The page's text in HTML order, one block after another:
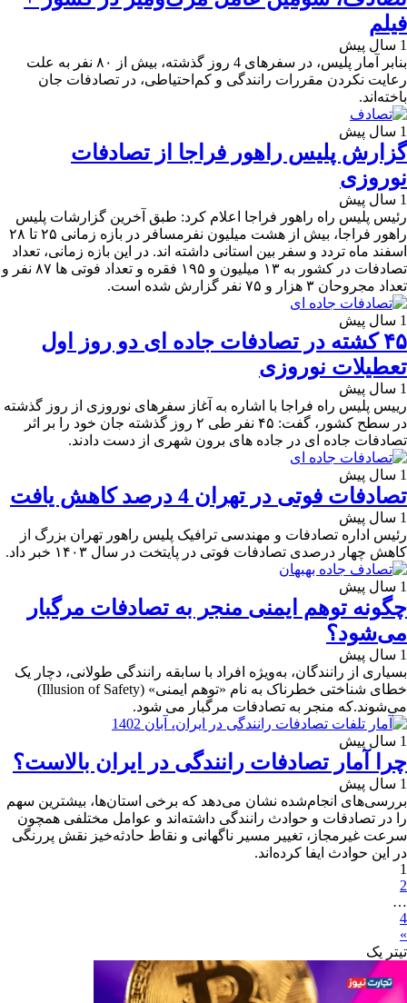
فیلم
1 سال پیش
بنابر آمار پلیس، در سفرهای 4 روز گذشته، بیش از ۸۰ نفر به علت
رعایت نکردن مقررات رانندگی و کم‌احتیاطی، در تصادفات جان
باخته‌اند.
1 سال پیش
گزارش پلیس راهور فراجا از تصادفات
نوروزی
1 سال پیش
رئیس پلیس راه راهور فراجا اعلام کرد: طبق آخرین گزارشات پلیس
راهور فراجا، بیش از هشت میلیون نفرمسافر در بازه زمانی ۲۵ تا ۲۸
اسفند ماه تردد و سفر بین استانی داشته اند. در این بازه زمانی، تعداد
تصادفات در کشور به ۱۳ میلیون و ۱۹۵ فقره و تعداد فوتی ها ۸۷ نفر و
تعداد مجروحان ۳ هزار و ۷۵ نفر گزارش شده است.
1 سال پیش
۴۵ کشته در تصادفات جاده ای دو روز اول
تعطیلات نوروزی
1 سال پیش
رییس پلیس راه فراجا با اشاره به آغاز سفرهای نوروزی از روز گذشته
در سطح کشور، گفت: ۴۵ نفر طی ۲ روز گذشته جان خود را بر اثر
تصادفات جاده ای در جاده های برون شهری از دست دادند.
1 سال پیش
تصادفات فوتی در تهران 4 درصد کاهش یافت
1 سال پیش
رئیس اداره تصادفات و مهندسی ترافیک پلیس راهور تهران بزرگ از
کاهش چهار درصدی تصادفات فوتی در پایتخت در سال ۱۴۰۳ خبر داد.
1 سال پیش
چگونه توهم ایمنی منجر به تصادفات مرگبار
می‌شود؟
1 سال پیش
بسیاری از رانندگان، به‌ویژه افراد با سابقه رانندگی طولانی، دچار یک
خطای شناختی خطرناک به نام «توهم ایمنی» (Illusion of Safety)
می‌شوند.که منجر به تصادفات مرگبار می شود.
1 سال پیش
چرا آمار تصادفات رانندگی در ایران بالاست؟
1 سال پیش
بررسی‌های انجام‌شده نشان می‌دهد که برخی استان‌ها، بیشترین سهم
را در تصادفات و حوادث رانندگی داشته‌اند و عوامل مختلفی همچون
سرعت غیرمجاز، تغییر مسیر ناگهانی و نقاط حادثه‌خیز نقش پررنگی
در این حوادث ایفا کرده‌اند.
1
2
…
4
»
تیترِ یک